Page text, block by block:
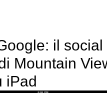
il social
Mountain
iPad